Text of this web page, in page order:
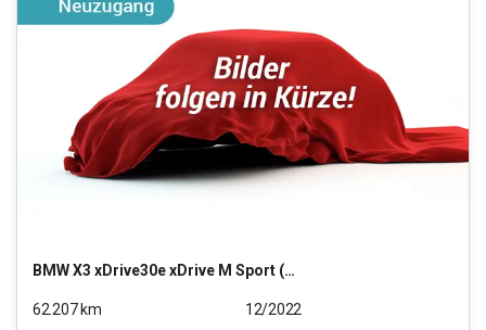
BMWX3 xDrive30e xDrive M Sport (OPF)(EURO 6d)
62.207km
12/2022